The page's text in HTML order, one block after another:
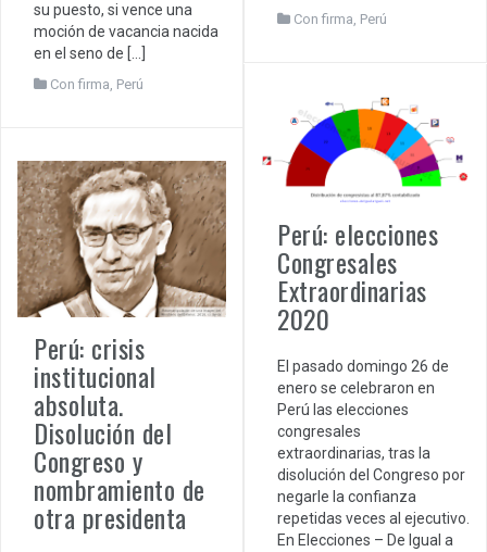
Con firma, Perú
su puesto, si vence una
moción de vacancia nacida
en el seno de […]
Con firma, Perú
Perú: elecciones
Congresales
Extraordinarias
2020
El pasado domingo 26 de
enero se celebraron en
Perú las elecciones
congresales
extraordinarias, tras la
disolución del Congreso por
negarle la confianza
repetidas veces al ejecutivo.
En Elecciones – De Igual a
Perú: crisis
institucional
absoluta.
Disolución del
Congreso y
nombramiento de
otra presidenta